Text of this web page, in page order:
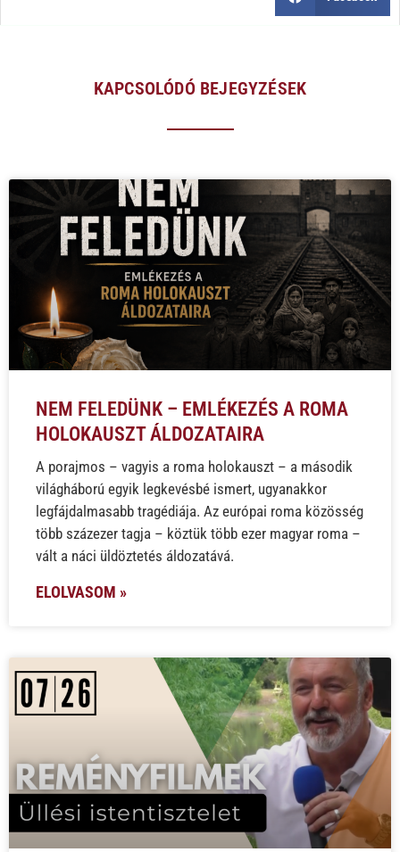
KAPCSOLÓDÓ BEJEGYZÉSEK
NEM FELEDÜNK – EMLÉKEZÉS A ROMA
HOLOKAUSZT ÁLDOZATAIRA
A porajmos – vagyis a roma holokauszt – a második
világháború egyik legkevésbé ismert, ugyanakkor
legfájdalmasabb tragédiája. Az európai roma közösség
több százezer tagja – köztük több ezer magyar roma –
vált a náci üldöztetés áldozatává.
ELOLVASOM »